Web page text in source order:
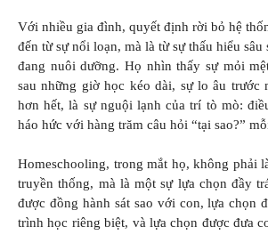
Với nhiều gia đình, quyết định rời bỏ hệ
đến từ sự nổi loạn, mà là từ sự thấu hiểu sâu
đang nuôi dưỡng. Họ nhìn thấy sự mỏi
sau những giờ học kéo dài, sự lo âu trước
hơn hết, là sự nguội lạnh của trí tò mò:
háo hức với hàng trăm câu hỏi “tại sao?”
Homeschooling, trong mắt họ, không phải
truyền thống, mà là một sự lựa chọn đầy
được đồng hành sát sao với con, lựa chọn
trình học riêng biệt, và lựa chọn được đưa